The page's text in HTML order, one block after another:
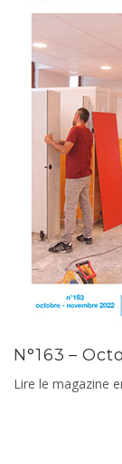
N°163 –
Lire le magazine